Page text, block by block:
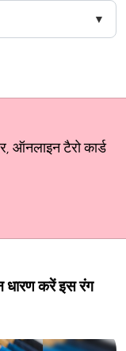
ऑनलाइन टैरो कार्ड
धारण करें इस रंग